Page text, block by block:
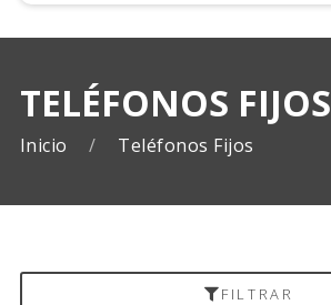
TELÉFONOS FIJOS
Inicio Teléfonos Fijos
FILTRAR